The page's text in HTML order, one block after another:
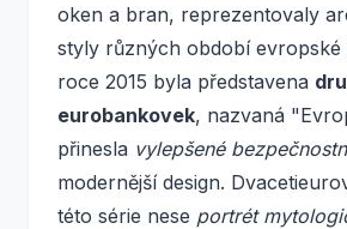
oken a bran, reprezentovaly
styly různých období evropské
roce 2015 byla představena
eurobankovek, nazvaná
přinesla vylepšené
modernější design.
této série nese portrét